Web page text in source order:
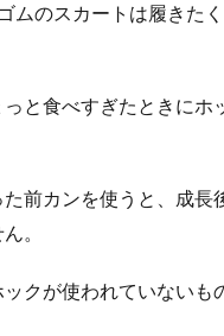
ムのスカートは履きた
と食べすぎたときに
前カンを使うと、成長
。
クが使われていないも